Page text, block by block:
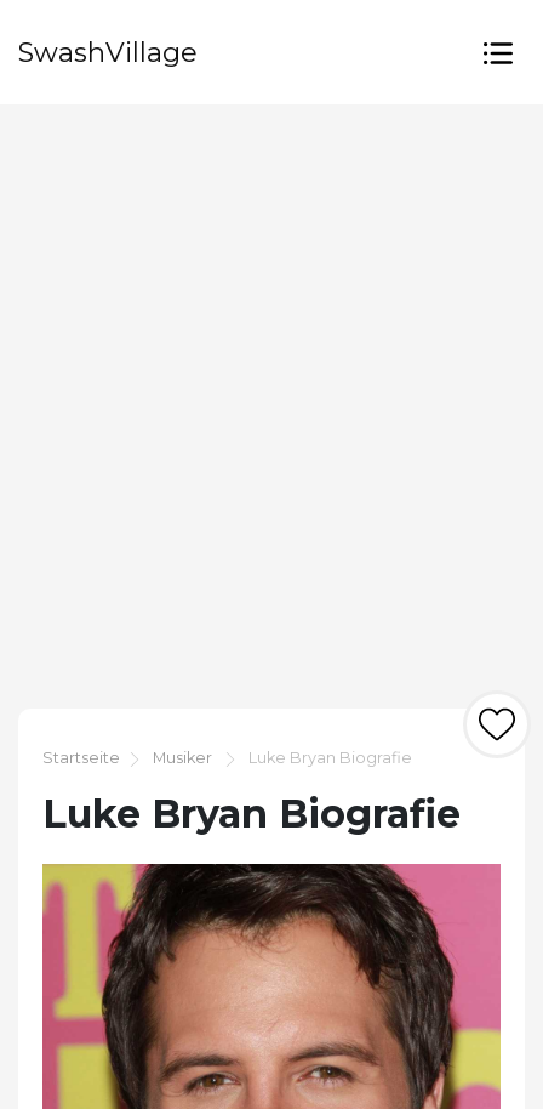
SwashVillage
Startseite Musiker Luke Bryan Biografie
Luke Bryan Biografie